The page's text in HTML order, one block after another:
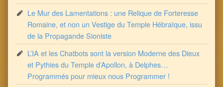
Le Mur des Lamentations : une Relique de Forteresse
Romaine, et non un Vestige du Temple Hébraïque, issu
de la Propagande Sioniste
L’IA et les Chatbots sont la version Moderne des Dieux
et Pythies du Temple d’Apollon, à Delphes…
Programmés pour mieux nous Programmer !